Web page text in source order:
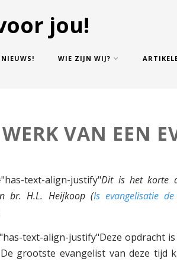
jou!
NIEUWS! WIE ZIJN WIJ?
VAN EEN
text-align-justify"Dit is het korte
br. H.L. Heijkoop (Is evangelisatie
text-align-justify"Deze opdracht
grootste evangelist van deze tijd